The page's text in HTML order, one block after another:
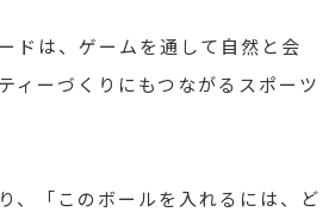
ドは、ゲームを通して自然と会
ィーづくりにもつながるスポーツ
、「このボールを入れるには、ど